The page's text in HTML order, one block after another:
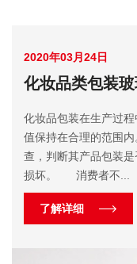
2020年03月24日
化妆品类包装
化妆品包装在生产过
值保持在合理的范围
查，判断其产品包装
损坏。 消费者不...
了解详细